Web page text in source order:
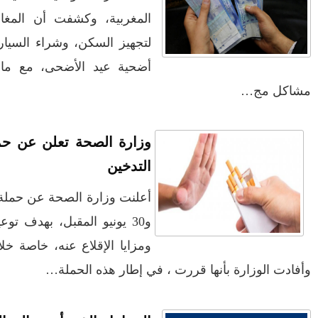
إلى الاقتراض
الأبناء، وشراء
أعلنت وزارة الصحة عن حملة وطنية، من 31 ماي الجاري
بمخاطر التدخين
الحكومة تقرر اتخاذ مجموعة من
التدابير ابتداء من ف...
أمير المؤمنين محمد السادس يعطي
توجيهاته السامية بب...
بفيروس كورونا و163 حال...
الشقيقة موريتانيا تتوصل بشحنة
مغربية ضخمة من لقاح ...
" زورق الإيمان"
الفنان الكوميدي الساخر "باز" حي
يرزق
حجز أجهزة إلكترونية تستعمل للغش
دراسة صادمة حول ديون الأسر